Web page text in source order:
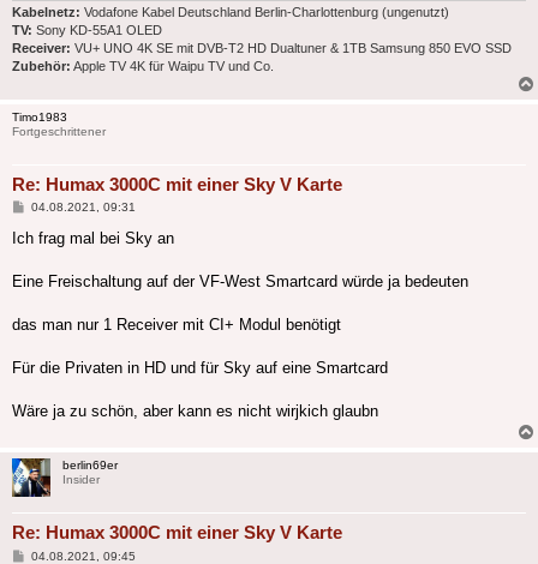
Kabelnetz: Vodafone Kabel Deutschland Berlin-Charlottenburg (ungenutzt)
TV: Sony KD-55A1 OLED
Receiver: VU+ UNO 4K SE mit DVB-T2 HD Dualtuner & 1TB Samsung 850 EVO SSD
Zubehör: Apple TV 4K für Waipu TV und Co.
Timo1983
Fortgeschrittener
Re: Humax 3000C mit einer Sky V Karte
Beitrag
04.08.2021, 09:31
Ich frag mal bei Sky an
Eine Freischaltung auf der VF-West Smartcard würde ja bedeuten
das man nur 1 Receiver mit CI+ Modul benötigt
Für die Privaten in HD und für Sky auf eine Smartcard
Wäre ja zu schön, aber kann es nicht wirjkich glaubn
berlin69er
Insider
Re: Humax 3000C mit einer Sky V Karte
Beitrag
04.08.2021, 09:45